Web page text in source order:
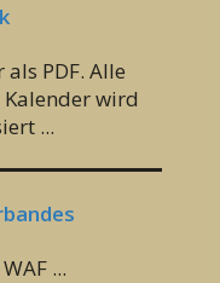
PDF. Alle
Kalender wird
...
...